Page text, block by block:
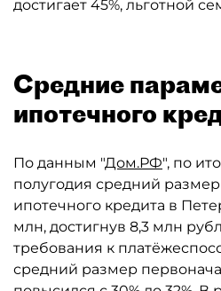
достигает 45%, льготной
Средние
ипотечного
По данным "Дом.РФ", по
полугодия средний размер
ипотечного кредита в
млн, достигнув 8,3 млн
требования к
средний размер